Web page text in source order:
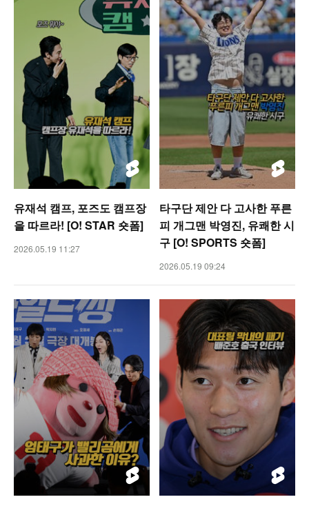
유재석 캠프, 포즈도 캠프장
을 따르라! [O! STAR 숏폼]
2026.05.19 11:27
타구단 제안 다 고사한 푸른
피 개그맨 박영진, 유쾌한 시
구 [O! SPORTS 숏폼]
2026.05.19 09:24